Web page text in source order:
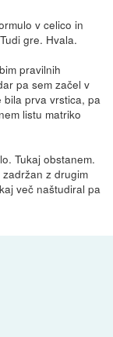
v celico in
gre. Hvala.
pravilnih
pa sem začel v
bila prva vrstica, pa
listu matriko
Tukaj obstanem.
z drugim
več naštudiral pa